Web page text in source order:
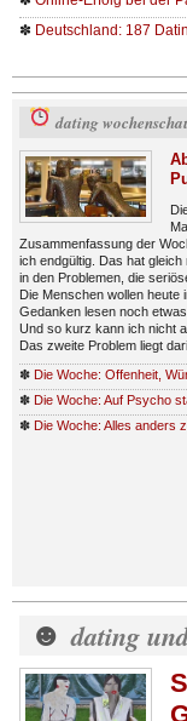
✽ Deutschland: 187
dating
Zusammenfassung der
ich endgültig. Das hat
in den Problemen, die
Die Menschen wollen heute
Gedanken lesen noch
Und so kurz kann ich nicht
Das zweite Problem liegt
✽ Die Woche: Offenheit,
✽ Die Woche: Auf Psycho
✽ Die Woche: Alles anders
☻ dating